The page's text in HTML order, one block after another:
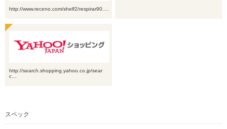
http://www.receno.com/shelf2/respirar90.…
http://search.shopping.yahoo.co.jp/sear
c…
スペック